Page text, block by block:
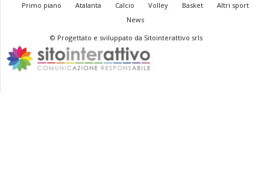
Primo piano Atalanta Calcio Volley Basket
Altri sport
News
© Progettato e sviluppato da Sitointerattivo srls